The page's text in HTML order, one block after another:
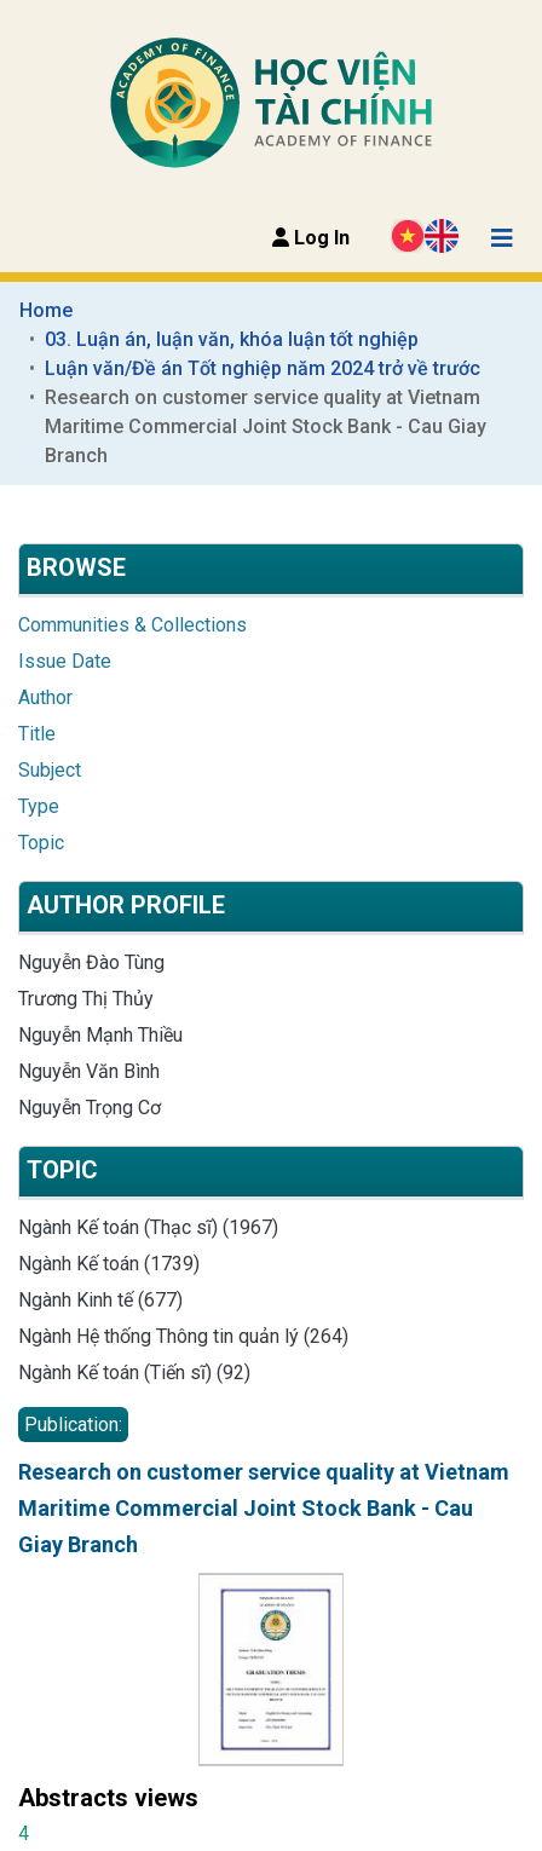
Log In
Home
03. Luận án, luận văn, khóa luận tốt nghiệp
Luận văn/Đề án Tốt nghiệp năm 2024 trở về trước
Research on customer service quality at Vietnam
Maritime Commercial Joint Stock Bank - Cau Giay
Branch
BROWSE
Communities & Collections
Issue Date
Author
Title
Subject
Type
Topic
AUTHOR PROFILE
Nguyễn Đào Tùng
Trương Thị Thủy
Nguyễn Mạnh Thiều
Nguyễn Văn Bình
Nguyễn Trọng Cơ
TOPIC
Ngành Kế toán (Thạc sĩ) (1967)
Ngành Kế toán (1739)
Ngành Kinh tế (677)
Ngành Hệ thống Thông tin quản lý (264)
Ngành Kế toán (Tiến sĩ) (92)
Publication:
Research on customer service quality at Vietnam
Maritime Commercial Joint Stock Bank - Cau
Giay Branch
Abstracts views
4